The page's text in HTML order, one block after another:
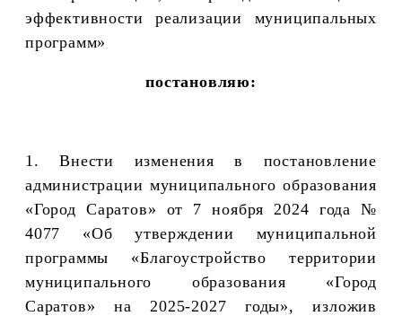
эффективности реализации муниципальных
программ»
постановляю:
1. Внести изменения в постановление
администрации муниципального образования
«Город Саратов» от 7 ноября 2024 года №
4077 «Об утверждении муниципальной
программы «Благоустройство территории
муниципального образования «Город
Саратов» на 2025-2027 годы», изложив